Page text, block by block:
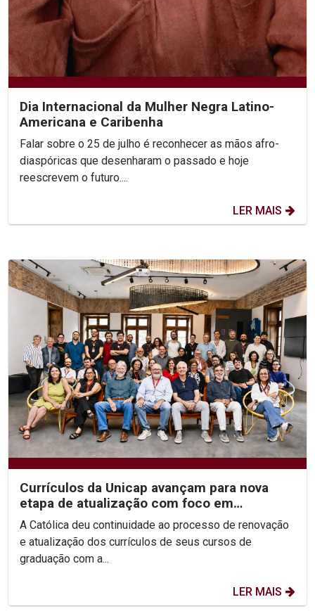
Dia Internacional da Mulher Negra Latino-
Americana e Caribenha
Falar sobre o 25 de julho é reconhecer as mãos afro-
diaspóricas que desenharam o passado e hoje
reescrevem o futuro....
LER MAIS
Currículos da Unicap avançam para nova
etapa de atualização com foco em
competências e habilidades
A Católica deu continuidade ao processo de renovação
e atualização dos currículos de seus cursos de
graduação com a...
LER MAIS